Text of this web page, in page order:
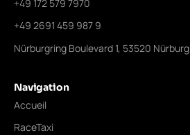
Navigation
Accueil
RaceTaxi
+49 172 579 7970
+49 2691 459 987 9
Nürburgring Boulevard 1, 53520 Nürburg